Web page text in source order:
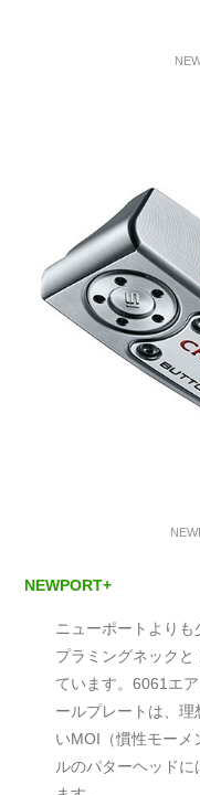
NEWPORT+
ニューポートより
プラミングネック
ています。6061エ
ールプレートは、
いMOI（慣性モーメ
ルのパターヘッド